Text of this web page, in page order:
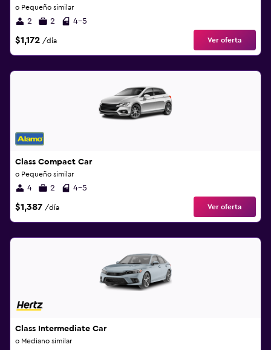
o Pequeño similar
2 2 4-5
$1,172 /día Ver oferta
Class Compact Car
o Pequeño similar
4 2 4-5
$1,387 /día Ver oferta
Class Intermediate Car
o Mediano similar